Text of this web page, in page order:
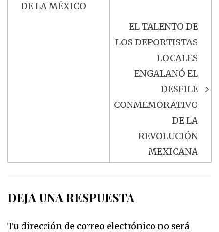
DE LA MÉXICO
EL TALENTO DE
LOS DEPORTISTAS
LOCALES
ENGALANÓ EL
DESFILE
CONMEMORATIVO
DE LA
REVOLUCIÓN
MEXICANA
DEJA UNA RESPUESTA
Tu dirección de correo electrónico no será